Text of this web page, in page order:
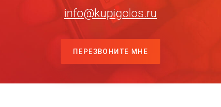
info@kupigolos.ru
ПЕРЕЗВОНИТЕ МНЕ